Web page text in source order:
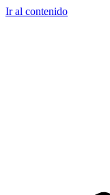
Ir al contenido